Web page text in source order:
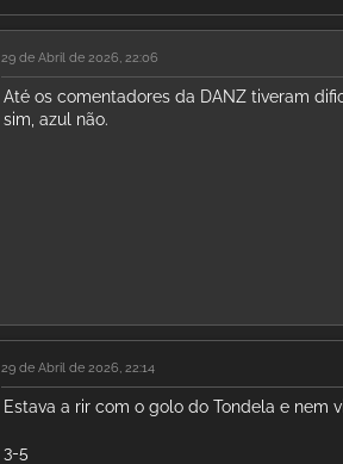
29 de Abril de 2026, 22:06
Até os comentadores da DANZ tiveram
sim, azul não.
29 de Abril de 2026, 22:14
Estava a rir com o golo do Tondela e nem
3-5